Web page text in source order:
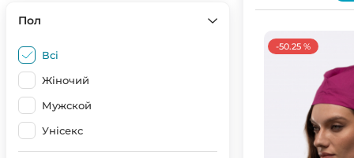
Пол
Всі
Жіночий
Мужской
Унісекс
-50.25 %